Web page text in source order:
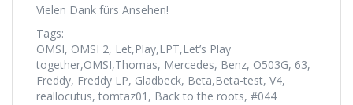
Vielen Dank fürs Ansehen!
Tags:
OMSI, OMSI 2, Let,Play,LPT,Let’s Play
together,OMSI,Thomas, Mercedes, Benz, O503G, 63,
Freddy, Freddy LP, Gladbeck, Beta,Beta-test, V4,
reallocutus, tomtaz01, Back to the roots, #044